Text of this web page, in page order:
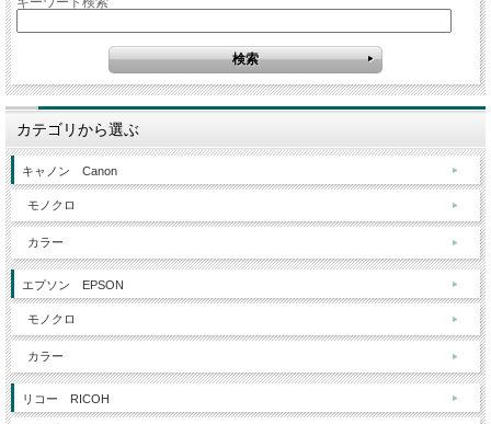
カテゴリから選ぶ
キャノン Canon
モノクロ
カラー
エプソン EPSON
モノクロ
カラー
リコー RICOH